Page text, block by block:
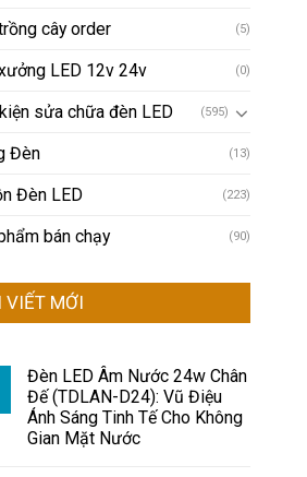
cây order (5)
LED 12v 24v (0)
sửa chữa đèn LED (595)
Đèn (13)
Đèn LED (223)
bán chạy (90)
VIẾT MỚI
Đèn LED Âm Nước 24w Chân
Đế (TDLAN-D24): Vũ Điệu
Ánh Sáng Tinh Tế Cho Không
Gian Mặt Nước